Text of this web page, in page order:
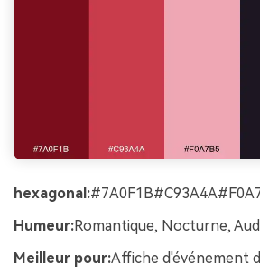
hexagonal:
Humeur:Romantique, Nocturne,
Meilleur pour:Affiche d'événement